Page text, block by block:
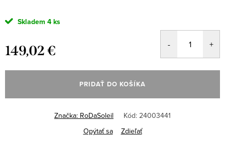
Skladem 4 ks
149,02 €
cena:
PRIDAŤ DO KOŠÍKA
Značka: RoDaSoleil Kód: 24003441
Opýtať sa
Zdieľať